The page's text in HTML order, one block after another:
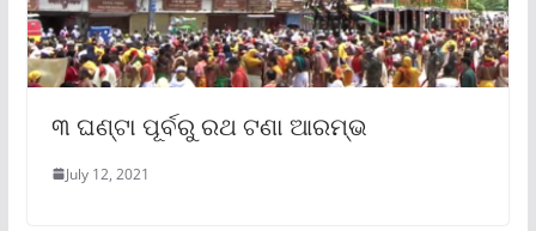
୩ ଘଣ୍ଟା ପୂର୍ବରୁ ରଥ ଟଣା ଆରମ୍ଭ
July 12, 2021